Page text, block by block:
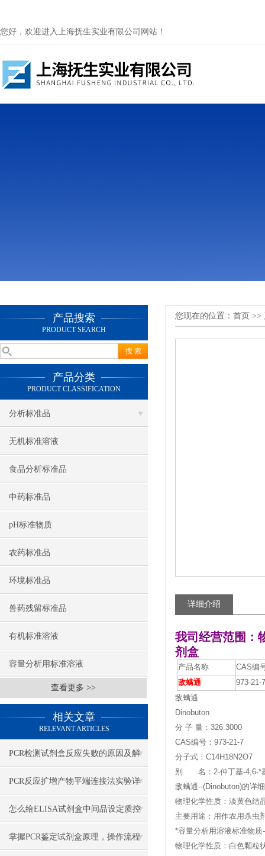
您好，欢迎进入上海抚生实业有限公司网站！
产品搜索
PRODUCT SEARCH
产品分类
PRODUCT CLASSIFICATION
分析标准品
无机标准溶液
食品分析标准品
中药标准品
pH标准物质
农药标准品
环境标准品
兽药残留标准品
有机标准溶液
容量分析用标准溶液
查看更多 >>
相关文章
RELEVANT ARTICLES
PCR检测试剂盒​反应失败的原因及解
决方法
PCR反应扩增产物平端连接法实验详
述
怎么给ELISA试剂盒中间品设定质控
指标和合格标准？
掌握PCR鉴定试剂盒原理，操作流程
您现在的位置： 首页 >>
详细介绍
我司经营范围：
剂盒
产品名称
CAS编
敌螨通
973-21-
敌螨通
Dinobuton
分 子 量：326.3000
CAS编号：973-21-7
分子式：C14H18N2O7
别 名：2-仲丁基-4,6-*
敌螨通--(Dinobuton)的详
物理化学性质：淡黄色结
主要用途：用作农用杀虫
*容量分析用溶液标准物
物理化学性质：白色颗粒